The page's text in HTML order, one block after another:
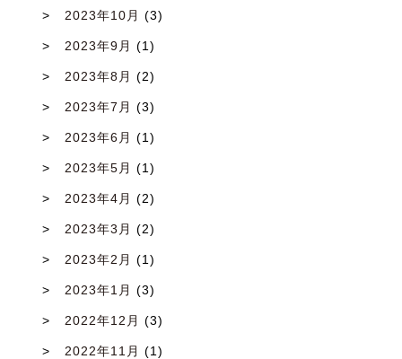
2023年10月 (3)
2023年9月 (1)
2023年8月 (2)
2023年7月 (3)
2023年6月 (1)
2023年5月 (1)
2023年4月 (2)
2023年3月 (2)
2023年2月 (1)
2023年1月 (3)
2022年12月 (3)
2022年11月 (1)